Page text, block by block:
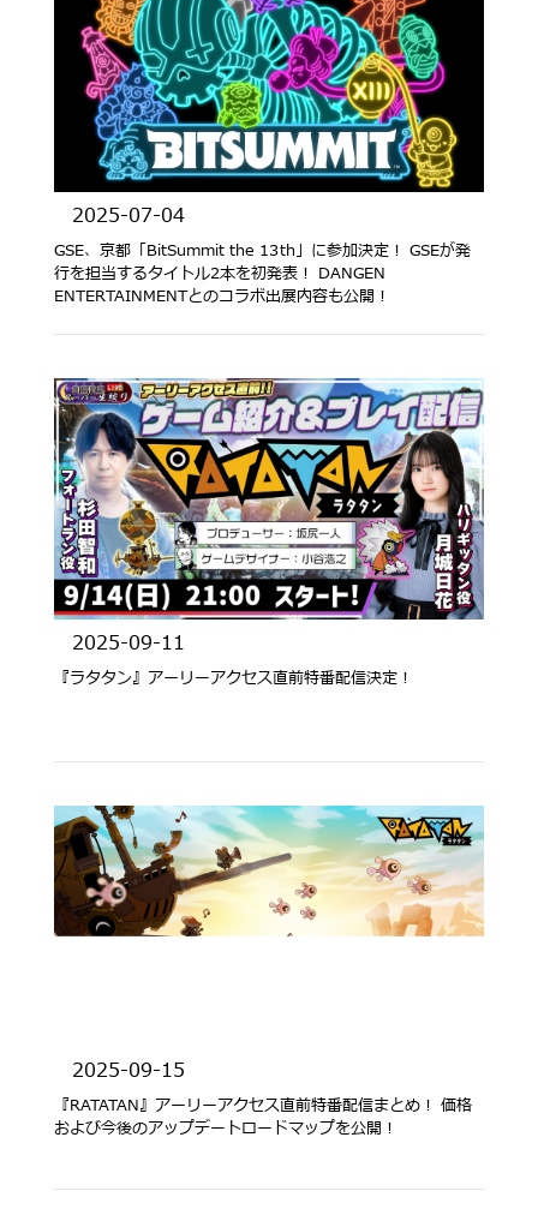
2025-07-04
GSE、京都「BitSummit the 13th」に参加決定！ GSEが発
行を担当するタイトル2本を初発表！ DANGEN
ENTERTAINMENTとのコラボ出展内容も公開！
2025-09-11
『ラタタン』アーリーアクセス直前特番配信決定！
2025-09-15
『RATATAN』アーリーアクセス直前特番配信まとめ！ 価格
および今後のアップデートロードマップを公開！